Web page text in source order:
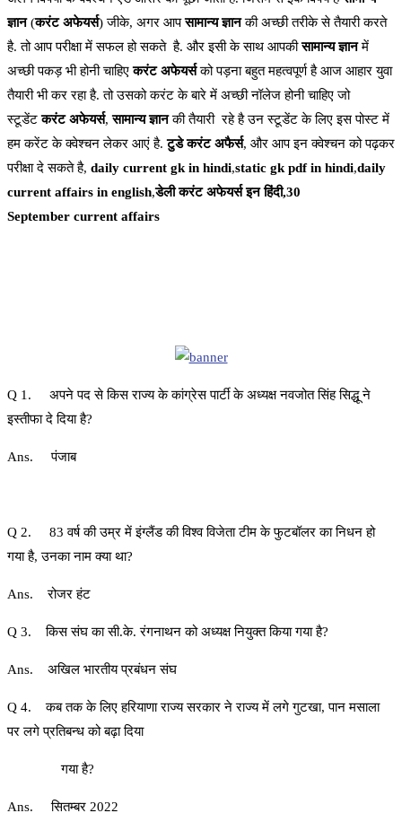
ज्ञान(करंट अफेयर्स) जीके, अगर आपसामान्य ज्ञानकी अच्छी तरीके से तैयारी करते
है. तो आप परीक्षा में सफल हो सकते है. और इसी के साथ आपकीसामान्य ज्ञानमें
अच्छी पकड़ भी होनी चाहिएकरंट अफेयर्सको पड़ना बहुत महत्वपूर्ण है आज आहार युवा
तैयारी भी कर रहा है. तो उसको करंट के बारे में अच्छी नॉलेज होनी चाहिए जो
स्टूडेंटकरंट अफेयर्स,सामान्य ज्ञानकी तैयारी रहे है उन स्टूडेंट के लिए इस पोस्ट में
हम करेंट के क्वेश्चन लेकर आएं है.टुडे करंट अफैर्स, और आप इन क्वेश्चन को पढ़कर
परीक्षा दे सकते है, daily current gk in hindi,static gk pdf in hindi,daily
current affairs in english,डेली करंट अफेयर्स इन हिंदी,30
September current affairs
Q 1. अपने पद से किस राज्य के कांग्रेस पार्टी के अध्यक्ष नवजोत सिंह सिद्धू ने
इस्तीफा दे दिया है?
Ans. पंजाब
Q 2. 83 वर्ष की उम्र में इंग्लैंड की विश्व विजेता टीम के फुटबॉलर का निधन हो
गया है, उनका नाम क्या था?
Ans. रोजर हंट
Q 3. किस संघ का सी.के. रंगनाथन को अध्यक्ष नियुक्त किया गया है?
Ans. अखिल भारतीय प्रबंधन संघ
Q 4. कब तक के लिए हरियाणा राज्य सरकार ने राज्य में लगे गुटखा, पान मसाला
पर लगे प्रतिबन्ध को बढ़ा दिया
गया है?
Ans. सितम्बर 2022